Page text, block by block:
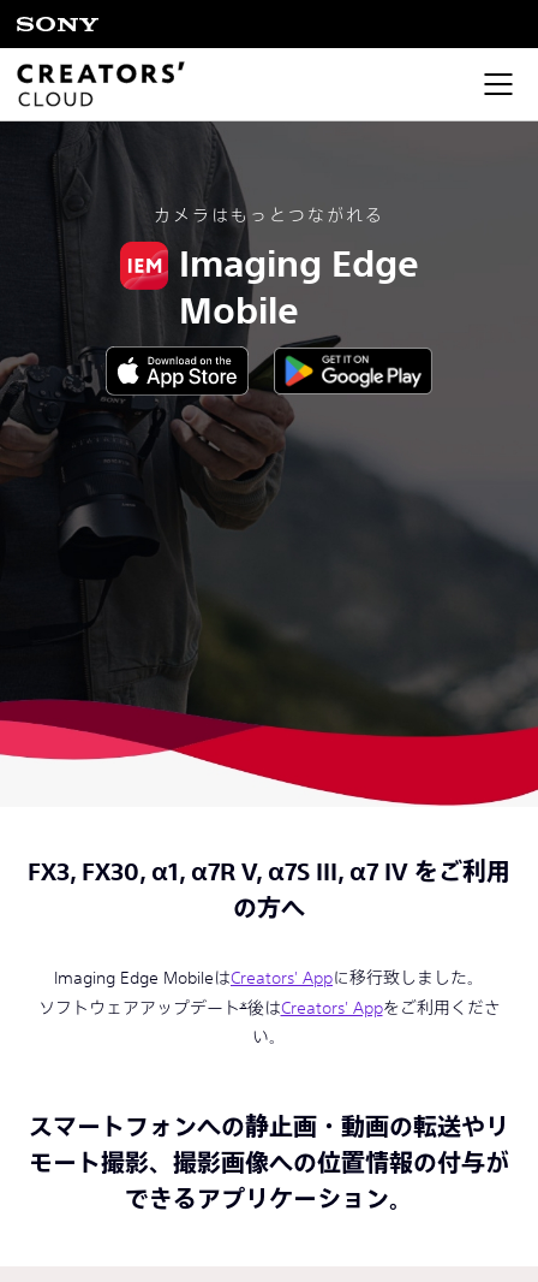
カメラはもっとつながれる
Imaging Edge
Mobile
FX3, FX30, α1, α7R V, α7S III, α7 IV をご利用
の方へ
Imaging Edge MobileはCreators' Appに移行致しました。
ソフトウェアアップデート*後はCreators' Appをご利用くださ
い。
スマートフォンへの静止画・動画の転送やリ
モート撮影、 撮影画像への位置情報の付与が
できるアプリケーション。